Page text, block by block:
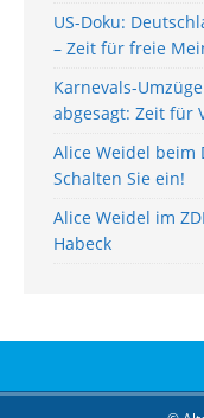
US-Doku:
– Zeit für freie
Karnevals-
abgesagt: Zeit für
Alice Weidel beim
Schalten Sie ein!
Alice Weidel im
Habeck